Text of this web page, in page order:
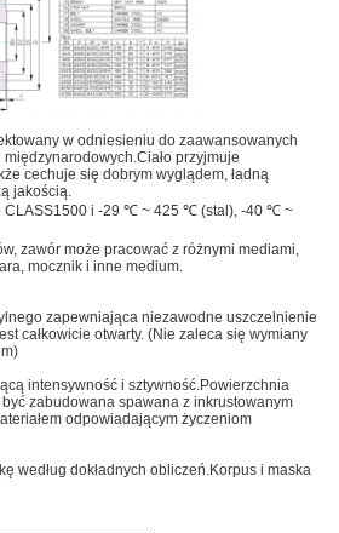
w odniesieniu do zaawansowanych
przyjmuje
cechuje się dobrym wyglądem, ładną
jakością.
CLASS1500 i -29 ℃ ~ 425 ℃ (stal), -40 ℃ ~
zawór może pracować z różnymi mediami,
mocznik i inne medium.
zapewniająca niezawodne uszczelnienie
całkowicie otwarty. (Nie zaleca się wymiany
intensywność i sztywność.Powierzchnia
zabudowana spawana z inkrustowanym
odpowiadającym życzeniom
według dokładnych obliczeń.Korpus i maska